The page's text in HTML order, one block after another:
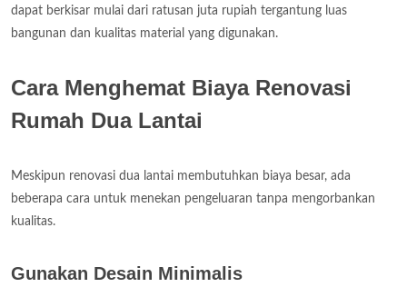
dapat berkisar mulai dari ratusan juta rupiah tergantung luas
bangunan dan kualitas material yang digunakan.
Cara Menghemat Biaya Renovasi
Rumah Dua Lantai
Meskipun renovasi dua lantai membutuhkan biaya besar, ada
beberapa cara untuk menekan pengeluaran tanpa mengorbankan
kualitas.
Gunakan Desain Minimalis